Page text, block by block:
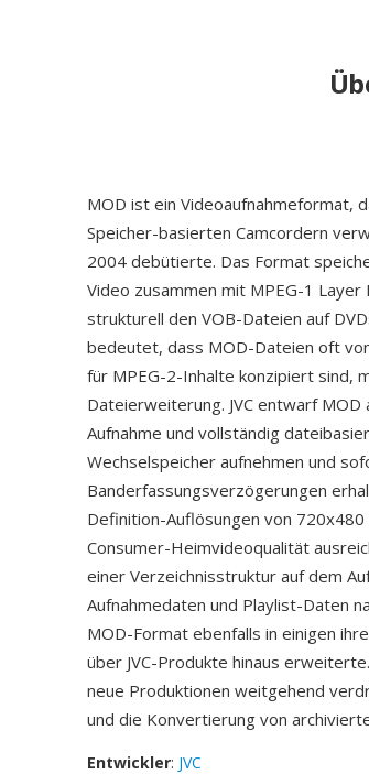
MOD ist ein Videoaufnahmeformat,
Speicher-basierten Camcordern
2004 debütierte. Das Format
Video zusammen mit MPEG-1
strukturell den VOB-Dateien auf
bedeutet, dass MOD-Dateien oft
für MPEG-2-Inhalte konzipiert sind,
Dateierweiterung. JVC entwarf
Aufnahme und vollständig
Wechselspeicher aufnehmen und
Banderfassungsverzögerungen
Definition-Auflösungen von
Consumer-Heimvideoqualität
einer Verzeichnisstruktur auf dem
Aufnahmedaten und Playlist-Daten
MOD-Format ebenfalls in einigen
über JVC-Produkte hinaus
neue Produktionen weitgehend
und die Konvertierung von
Entwickler: JVC